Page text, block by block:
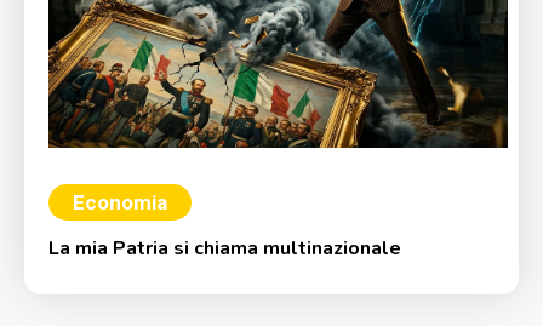
Economia
La mia Patria si chiama multinazionale